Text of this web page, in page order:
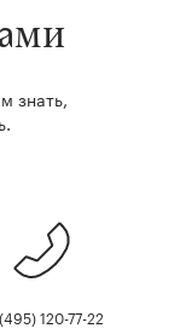
знать,
120-77-22